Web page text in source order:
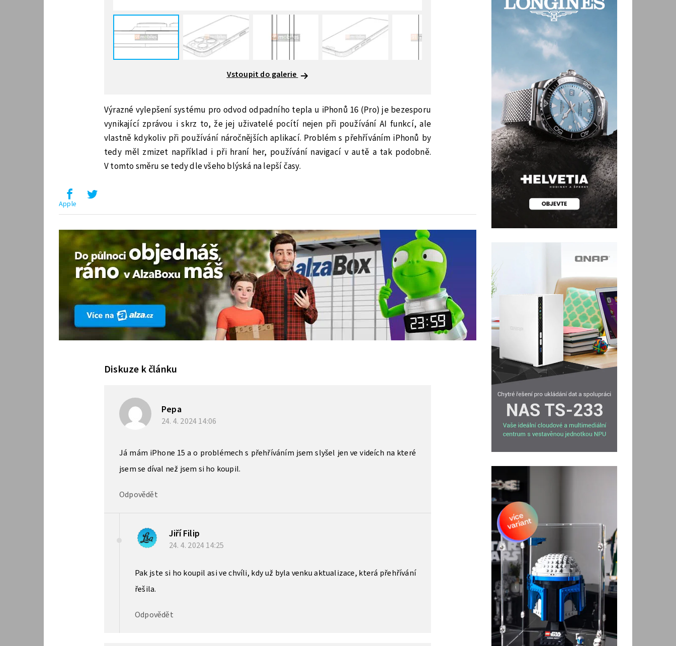
Vstoupit do galerie
Výrazné vylepšení systému pro odvod odpadního tepla u iPhonů 16 (Pro) je bezesporu
vynikající zprávou i skrz to, že jej uživatelé pocítí nejen při používání AI funkcí, ale
vlastně kdykoliv při používání náročnějších aplikací. Problém s přehříváním iPhonů by
tedy měl zmizet například i při hraní her, používání navigací v autě a tak podobně.
V tomto směru se tedy dle všeho blýská na lepší časy.
Apple
Diskuze k článku
Pepa
24. 4. 202414:06
Já mám iPhone 15 a o problémech s přehříváním jsem slyšel jen ve videích na které
jsem se díval než jsem si ho koupil.
Odpovědět
Jiří Filip
24. 4. 202414:25
Pak jste si ho koupil asi ve chvíli, kdy už byla venku aktualizace, která přehřívání
řešila.
Odpovědět